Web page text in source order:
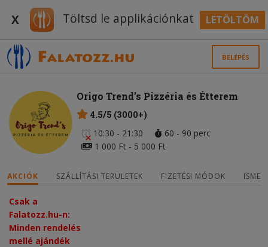
X Töltsd le applikációnkat LETÖLTÖM
BELÉPÉS
Origo Trend’s Pizzéria és Étterem
4.5/5 (3000+)
10:30 - 21:30
60 - 90 perc
1 000 Ft - 5 000 Ft
AKCIÓK SZÁLLÍTÁSI TERÜLETEK FIZETÉSI MÓDOK
Csak a
Falatozz.hu-n:
Minden rendelés
mellé ajándék